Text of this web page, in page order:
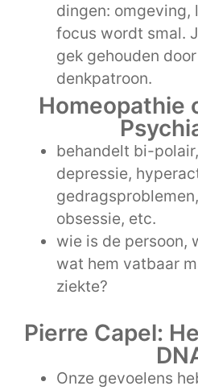
dingen: omgeving,
focus wordt smal.
gek gehouden
denkpatroon.
Homeopathie
behandelt bi-
depressie,
obsessie, etc.
wie is de persoon,
wat hem vatbaar
ziekte?
Pierre Capel:
Onze gevoelens